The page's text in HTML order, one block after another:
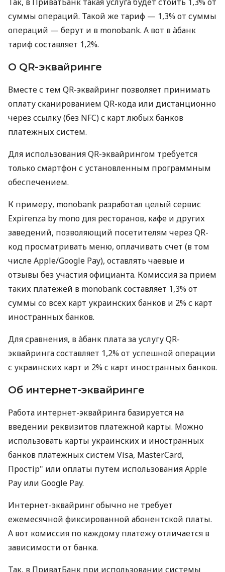
суммы операций. Такой же тариф — 1,3% от суммы
операций — берут и в monobank. А вот в àбанк
тариф составляет 1,2%.
О QR-эквайринге
Вместе с тем QR-эквайринг позволяет принимать
оплату сканированием QR-кода или дистанционно
через ссылку (без NFC) с карт любых банков
платежных систем.
Для использования QR-эквайрингом требуется
только смартфон с установленным программным
обеспечением.
К примеру, monobank разработал целый сервис
Expirenza by mono для ресторанов, кафе и других
заведений, позволяющий посетителям через QR-
код просматривать меню, оплачивать счет (в том
числе Apple/Google Pay), оставлять чаевые и
отзывы без участия официанта. Комиссия за прием
таких платежей в monobank составляет 1,3% от
суммы со всех карт украинских банков и 2% с карт
иностранных банков.
Для сравнения, в àбанк плата за услугу QR-
эквайринга составляет 1,2% от успешной операции
с украинских карт и 2% с карт иностранных банков.
Об интернет-эквайринге
Работа интернет-эквайринга базируется на
введении реквизитов платежной карты. Можно
использовать карты украинских и иностранных
банков платежных систем Visa, MasterCard,
Простір" или оплаты путем использования Apple
Pay или Google Pay.
Интернет-эквайринг обычно не требует
ежемесячной фиксированной абонентской платы.
А вот комиссия по каждому платежу отличается в
зависимости от банка.
Так, в ПриватБанк при использовании системы